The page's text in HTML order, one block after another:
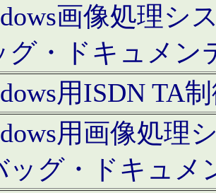
画像処理シ
グ・ドキュメン
用ISDN TA
用画像処理
ッグ・ドキュメ